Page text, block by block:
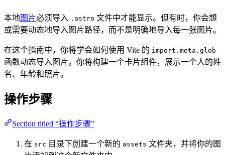
本地图片必须导入 .astro 文件中才能显示。但有时，你会想
或需要动态地导入图片路径，而不是明确地导入每一张图片。
在这个指南中，你将学会如何使用 Vite 的 import.meta.glob
函数动态导入图片。你将构建一个卡片组件，展示一个人的姓
名、年龄和照片。
操作步骤
Section titled “操作步骤”
在 src 目录下创建一个新的 assets 文件夹，并将你的图